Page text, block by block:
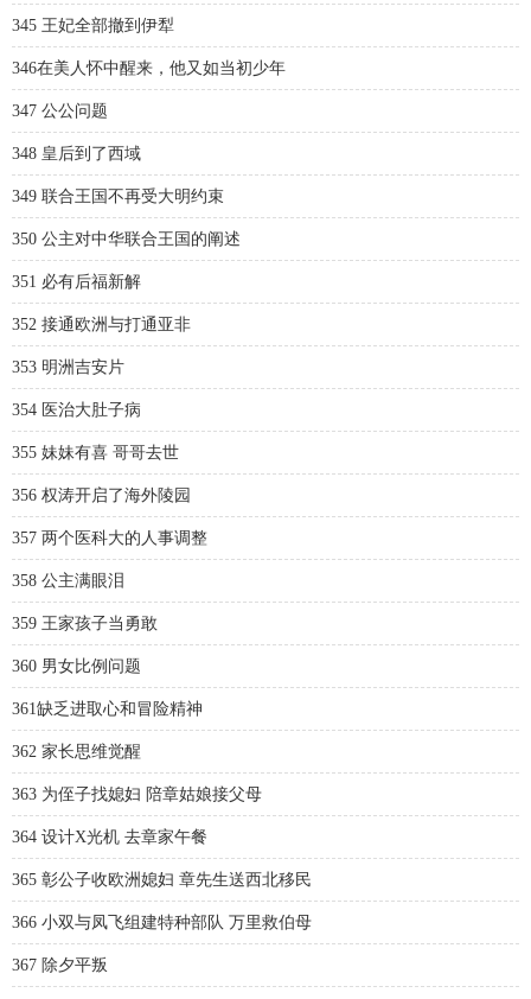
345 王妃全部撤到伊犁
346在美人怀中醒来，他又如当初少年
347 公公问题
348 皇后到了西域
349 联合王国不再受大明约束
350 公主对中华联合王国的阐述
351 必有后福新解
352 接通欧洲与打通亚非
353 明洲吉安片
354 医治大肚子病
355 妹妹有喜 哥哥去世
356 权涛开启了海外陵园
357 两个医科大的人事调整
358 公主满眼泪
359 王家孩子当勇敢
360 男女比例问题
361缺乏进取心和冒险精神
362 家长思维觉醒
363 为侄子找媳妇 陪章姑娘接父母
364 设计X光机 去章家午餐
365 彰公子收欧洲媳妇 章先生送西北移民
366 小双与凤飞组建特种部队 万里救伯母
367 除夕平叛